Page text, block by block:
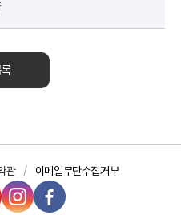
관 이메일무단수집거부